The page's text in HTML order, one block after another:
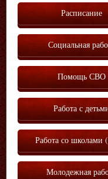
Расписание
Социальная
Помощь СВО
Работа с
Работа со
Молодежная